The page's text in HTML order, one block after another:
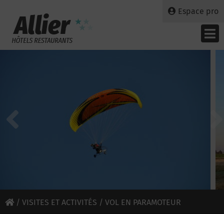
Espace pro
/ VISITES ET ACTIVITÉS / VOL EN PARAMOTEUR